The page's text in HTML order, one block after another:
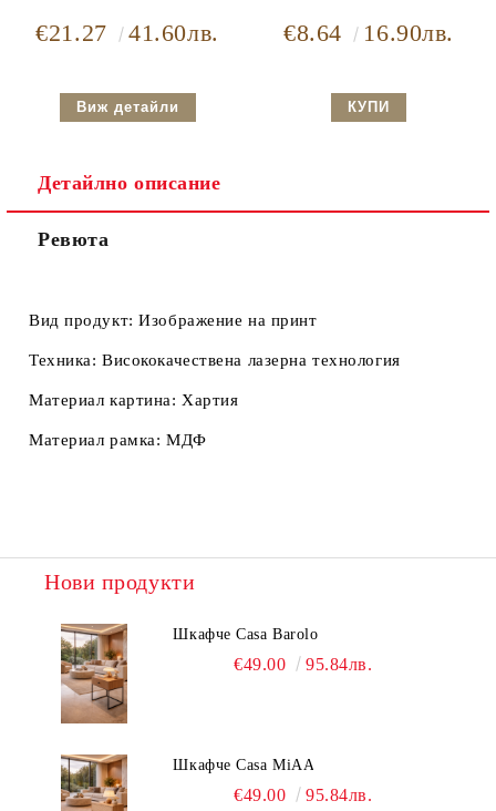
€21.27 41.60лв.
Виж детайли
€8.64 16.90лв.
Детайлно описание
Ревюта
Вид продукт:Изображение на принт
Техника: Висококачествена лазерна технология
Материал картина: Хартия
Материал рамка: МДФ
Нови продукти
Шкафче Casa Barolo
€49.00 95.84лв.
Шкафче Casa MiAA
€49.00 95.84лв.